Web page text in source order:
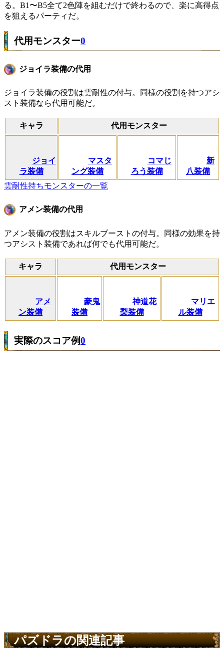
る。B1〜B5全て2色陣を組むだけで終わるので、楽に高得点
を狙えるパーティだ。
代用モンスター0
ジョイラ装備の代用
ジョイラ装備の役割は雲耐性の付与。同様の役割を持つアシ
スト装備なら代用可能だ。
キャラ 代用モンスター
ジョイ
ラ装備
マスタ
ング装備
コマじ
ろう装備
新
八装備
雲耐性持ちモンスターの一覧
アメン装備の代用
アメン装備の役割はスキルブーストの付与。同様の効果を持
つアシスト装備であれば何でも代用可能だ。
キャラ 代用モンスター
アメ
ン装備
豪鬼
装備
神道花
梨装備
マリエ
ル装備
実際のスコア例0
パズドラの関連記事